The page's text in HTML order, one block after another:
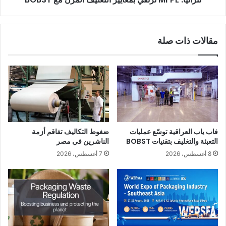
توسيع النظرة نحو الأسواق الخارجية، بما يعزز الموقع الدولي
لتقنيات الطباعة والتحويل الإيطالية الصنع».
قادة عالميون يسلّطون الضوء على تحولات القطاع
مقالات ذات صلة
فاب ياب العراقية توسّع عمليات
التعبئة والتغليف بتقنيات BOBST
8 أغسطس، 2026
ضغوط التكاليف تفاقم أزمة
الناشرين في مصر
7 أغسطس، 2026